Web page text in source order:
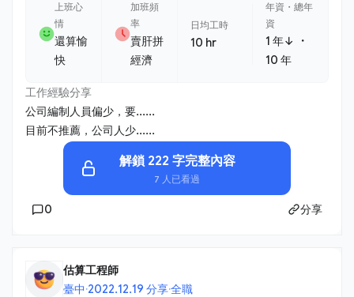
上班心
情
還算愉
快
加班頻
率
賣肝拼
經濟
日均工時
10 hr
年資・總年
資
1 年↓ ・
10 年
工作經驗分享
公司編制人員偏少，要......
目前不推薦，公司人少......
解鎖 222 字完整內容
7 人已看過
0 分享
估算工程師
臺中·2022.12.19 分享·全職